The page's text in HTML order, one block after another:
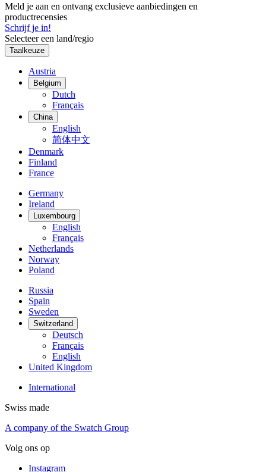
Meld je aan en ontvang exclusieve aanbiedingen en
productrecensies
Schrijf je in!
Selecteer een land/regio
Taalkeuze
Austria
Belgium
Dutch
Français
China
English
简体中文
Denmark
Finland
France
Germany
Ireland
Luxembourg
English
Français
Netherlands
Norway
Poland
Russia
Spain
Sweden
Switzerland
Deutsch
Français
English
United Kingdom
International
Swiss made
A company of the Swatch Group
Volg ons op
Instagram